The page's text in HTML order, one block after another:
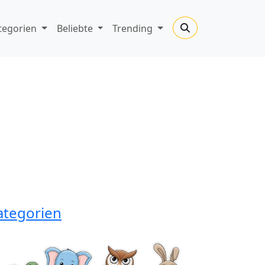
Beliebte Trending